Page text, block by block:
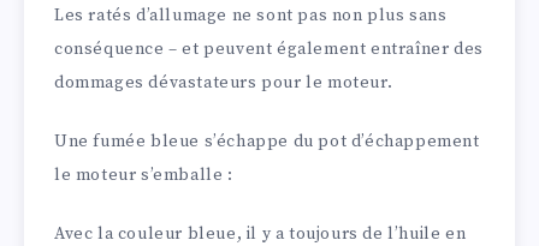
Les ratés d’allumage ne sont pas non plus sans
conséquence – et peuvent également entraîner des
dommages dévastateurs pour le moteur.
Une fumée bleue s’échappe du pot d’échappement
le moteur s’emballe :
Avec la couleur bleue, il y a toujours de l’huile en